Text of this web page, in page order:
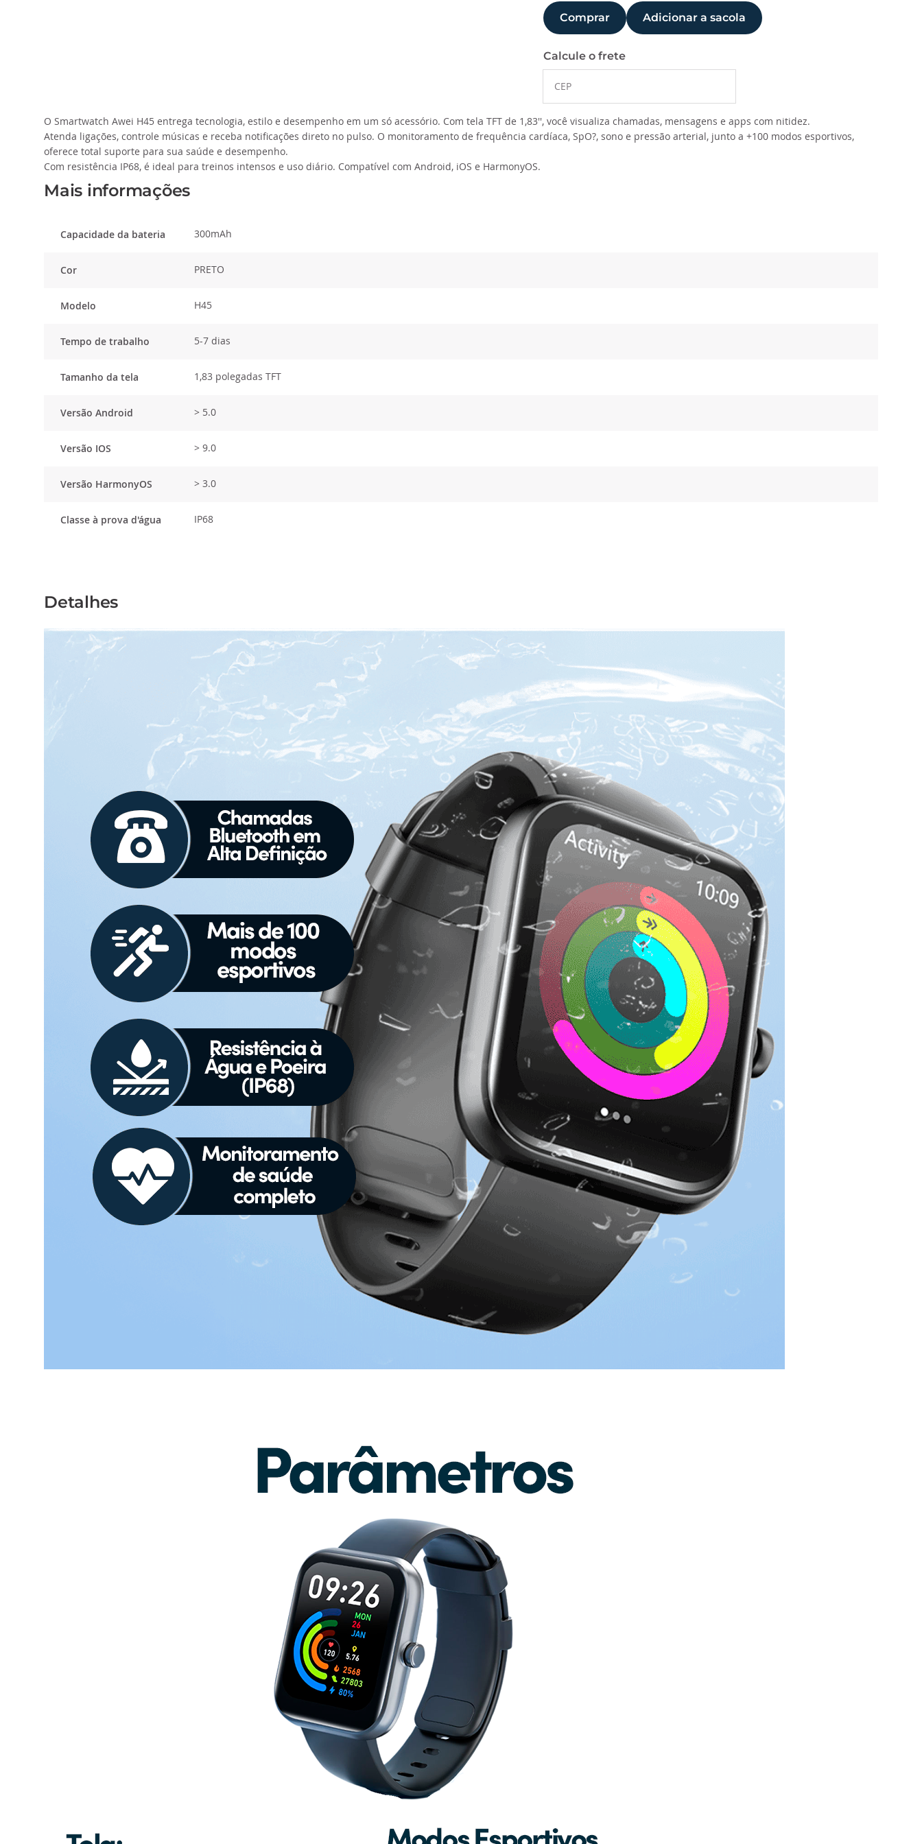
Comprar Adicionar a sacola
Calcule o frete
O Smartwatch Awei H45 entrega tecnologia, estilo e desempenho em um só acessório. Com tela TFT de 1,83'', você visualiza chamadas, mensagens e apps com nitidez.
Atenda ligações, controle músicas e receba notificações direto no pulso. O monitoramento de frequência cardíaca, SpO?, sono e pressão arterial, junto a +100 modos esportivos,
oferece total suporte para sua saúde e desempenho.
Com resistência IP68, é ideal para treinos intensos e uso diário. Compatível com Android, iOS e HarmonyOS.
Mais informações
Capacidade da bateria 300mAh
Cor PRETO
Modelo H45
Tempo de trabalho 5-7 dias
Tamanho da tela 1,83 polegadas TFT
Versão Android > 5.0
Versão IOS > 9.0
Versão HarmonyOS > 3.0
Classe à prova d'água IP68
Detalhes